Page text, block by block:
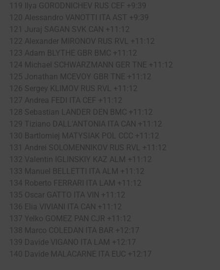
119 Ilya GORODNICHEV RUS CEF +9:39
120 Alessandro VANOTTI ITA AST +9:39
121 Juraj SAGAN SVK CAN +11:12
122 Alexander MIRONOV RUS RVL +11:12
123 Adam BLYTHE GBR BMC +11:12
124 Michael SCHWARZMANN GER TNE +11:12
125 Jonathan MCEVOY GBR TNE +11:12
126 Sergey KLIMOV RUS RVL +11:12
127 Andrea FEDI ITA CEF +11:12
128 Sebastian LANDER DEN BMC +11:12
129 Tiziano DALL’ANTONIA ITA CAN +11:12
130 Bartlomiej MATYSIAK POL CCC +11:12
131 Andrei SOLOMENNIKOV RUS RVL +11:12
132 Valentin IGLINSKIY KAZ ALM +11:12
133 Manuel BELLETTI ITA ALM +11:12
134 Roberto FERRARI ITA LAM +11:12
135 Oscar GATTO ITA VIN +11:12
136 Elia VIVIANI ITA CAN +11:12
137 Yelko GOMEZ PAN CJR +11:12
138 Marco COLEDAN ITA BAR +12:17
139 Davide VIGANO ITA LAM +12:17
140 Davide MALACARNE ITA EUC +12:17